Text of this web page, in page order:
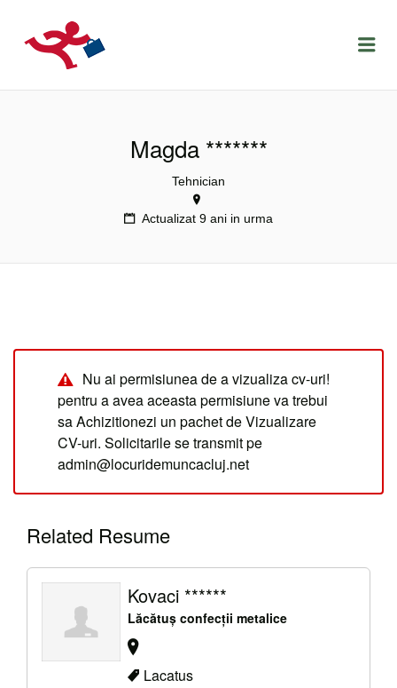
LOCURIDEMUNCACLUJ.NET
Magda *******
Tehnician
Actualizat 9 ani in urma
Nu ai permisiunea de a vizualiza cv-uri!
pentru a avea aceasta permisiune va trebui
sa Achizitionezi un pachet de Vizualizare
CV-uri. Solicitarile se transmit pe
admin@locuridemuncacluj.net
Related Resume
Kovaci ******
Lăcătuș confecții metalice
Lacatus